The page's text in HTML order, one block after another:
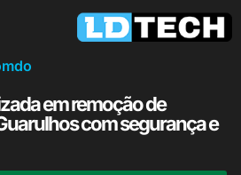
em remoção de
com segurança e